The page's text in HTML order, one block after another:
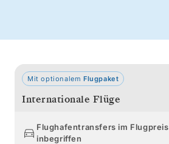
Mit optionalem Flugpaket
Internationale Flüge
Flughafentransfers im Flugpreis
inbegriffen